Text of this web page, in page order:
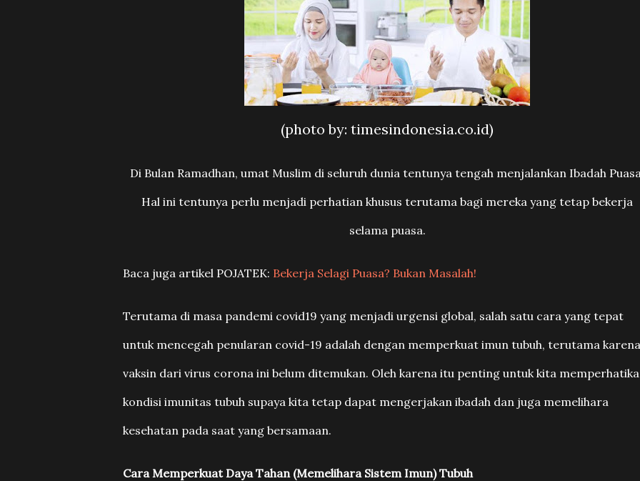
(photo by: timesindonesia.co.id)
Di Bulan Ramadhan, umat Muslim di seluruh dunia tentunya tengah menjalankan Ibadah
Hal ini tentunya perlu menjadi perhatian khusus terutama bagi mereka yang tetap bekerja
selama puasa.
Baca juga artikel POJATEK: Bekerja Selagi Puasa? Bukan Masalah!
Terutama di masa pandemi covid19 yang menjadi urgensi global, salah satu cara yang tepat
untuk mencegah penularan covid-19 adalah dengan memperkuat imun tubuh, terutama karena
vaksin dari virus corona ini belum ditemukan. Oleh karena itu penting untuk kita
kondisi imunitas tubuh supaya kita tetap dapat mengerjakan ibadah dan juga memelihara
kesehatan pada saat yang bersamaan.
Cara Memperkuat Daya Tahan (Memelihara Sistem Imun) Tubuh